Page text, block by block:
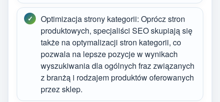
Optimizacja strony kategorii: Oprócz stron
produktowych, specjaliści SEO skupiają się
także na optymalizacji stron kategorii, co
pozwala na lepsze pozycje w wynikach
wyszukiwania dla ogólnych fraz związanych
z branżą i rodzajem produktów oferowanych
przez sklep.